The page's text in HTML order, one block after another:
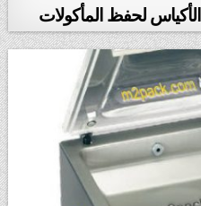
الأكياس لحفظ المأكولات